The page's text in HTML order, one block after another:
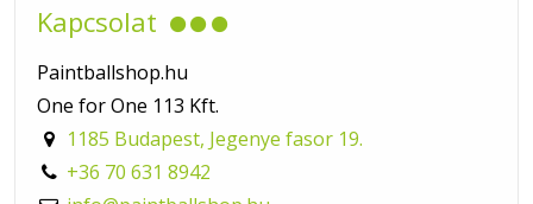
Kapcsolat
Paintballshop.hu
One for One 113 Kft.
1185 Budapest, Jegenye fasor 19.
+36 70 631 8942